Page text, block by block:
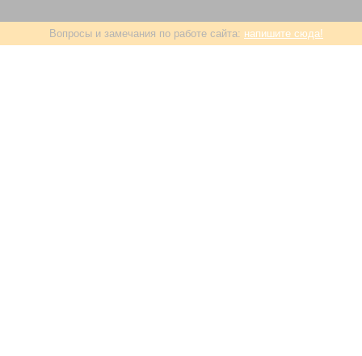
Вопросы и замечания по работе сайта: напишите сюда!